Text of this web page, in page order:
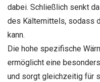
dabei. Schließlich senkt
des Kältemittels, sodass
kann.
Die hohe spezifische
ermöglicht eine
und sorgt gleichzeitig für